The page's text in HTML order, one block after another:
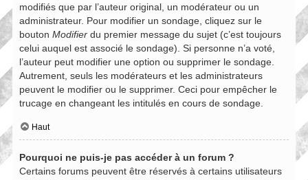
modifiés que par l’auteur original, un modérateur ou un
administrateur. Pour modifier un sondage, cliquez sur le
bouton Modifier du premier message du sujet (c’est toujours
celui auquel est associé le sondage). Si personne n’a voté,
l’auteur peut modifier une option ou supprimer le sondage.
Autrement, seuls les modérateurs et les administrateurs
peuvent le modifier ou le supprimer. Ceci pour empêcher le
trucage en changeant les intitulés en cours de sondage.
Haut
Pourquoi ne puis-je pas accéder à un forum ?
Certains forums peuvent être réservés à certains utilisateurs